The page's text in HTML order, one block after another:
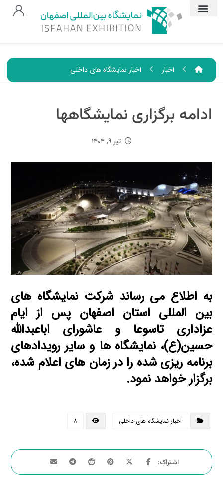
اخبار اخبار نمایشگاه های داخلی
ادامه برگزاری نمایشگاهها
تیر ۹, ۱۴۰۴
به اطلاع می رساند شرکت نمایشگاه های
بین المللی استان اصفهان پس از ایام
عزاداری تاسوعا و عاشورای اباعبدالله
حسین(ع)، نمایشگاه ها و سایر رویدادهای
برنامه ریزی شده را در زمان های اعلام شده،
برگزار خواهد نمود.
اخبار نمایشگاه های داخلی ۸